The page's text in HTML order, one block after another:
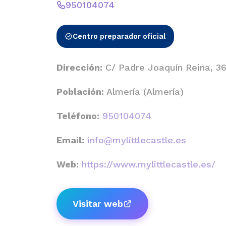
950104074
Centro preparador oficial
Dirección: C/ Padre Joaquín Reina, 36
Población: Almería (Almería)
Teléfono: 950104074
Email: info@mylittlecastle.es
Web: https://www.mylittlecastle.es/
Visitar web